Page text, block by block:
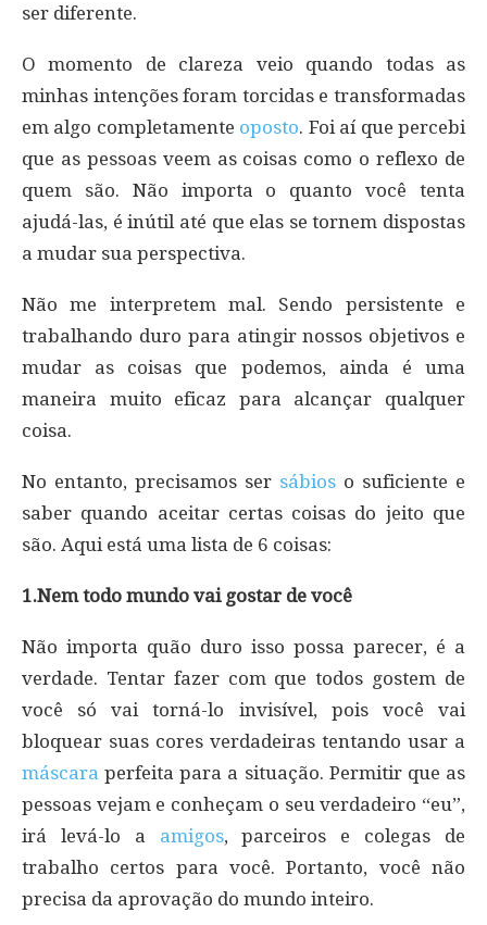
ser diferente.
O momento de clareza veio quando todas as
minhas intenções foram torcidas e transformadas
em algo completamente oposto. Foi aí que percebi
que as pessoas veem as coisas como o reflexo de
quem são. Não importa o quanto você tenta
ajudá-las, é inútil até que elas se tornem dispostas
a mudar sua perspectiva.
Não me interpretem mal. Sendo persistente e
trabalhando duro para atingir nossos objetivos e
mudar as coisas que podemos, ainda é uma
maneira muito eficaz para alcançar qualquer
coisa.
No entanto, precisamos ser sábios o suficiente e
saber quando aceitar certas coisas do jeito que
são. Aqui está uma lista de 6 coisas:
1.Nem todo mundo vai gostar de você
Não importa quão duro isso possa parecer, é a
verdade. Tentar fazer com que todos gostem de
você só vai torná-lo invisível, pois você vai
bloquear suas cores verdadeiras tentando usar a
máscara perfeita para a situação. Permitir que as
pessoas vejam e conheçam o seu verdadeiro “eu”,
irá levá-lo a amigos, parceiros e colegas de
trabalho certos para você. Portanto, você não
precisa da aprovação do mundo inteiro.